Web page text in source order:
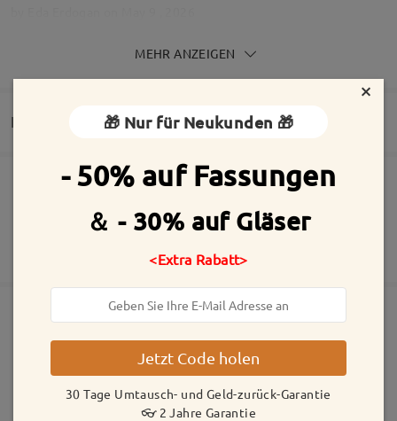
Alle Bewertungen
anzeigen
Bewertung schreiben
MEHR ANZEIGEN
Lieferung
Die Bestellung wurde aufgegeben
Details
5-7 Werktage
Details
Inklusive kostenloser kratzfester Beschichtung der Gläser
30 Tage Umtausch- und Geld-zurück-Garantie
Ähnliche Fassungen
×
🎁 Nur für Neukunden 🎁
- 50% auf Fassungen
＆ - 30% auf Gläser
<Extra Rabatt>
Jetzt Code holen
30 Tage Umtausch- und Geld-zurück-Garantie
👓 2 Jahre Garantie